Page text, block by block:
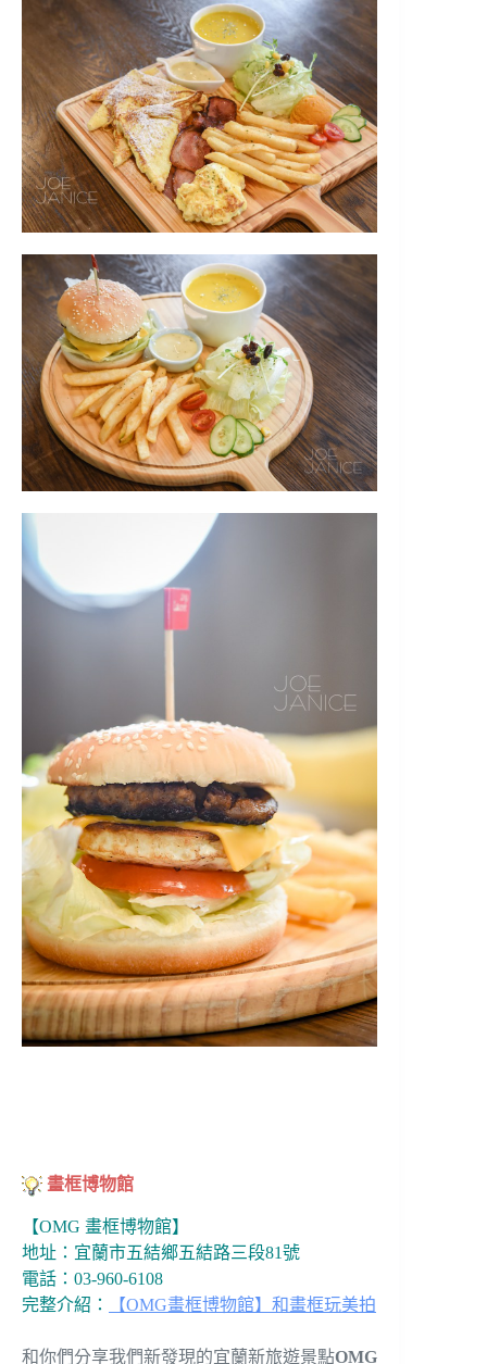
畫框博物館
【OMG 畫框博物館】
地址：宜蘭市五結鄉五結路三段81號
電話：03-960-6108
完整介紹：
【OMG畫框博物館】和畫框玩美拍
和你們分享我們新發現的宜蘭新旅遊景點OMG